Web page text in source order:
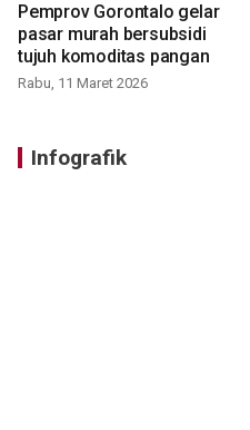
Pemprov Gorontalo gelar
pasar murah bersubsidi
tujuh komoditas pangan
Rabu, 11 Maret 2026
Infografik